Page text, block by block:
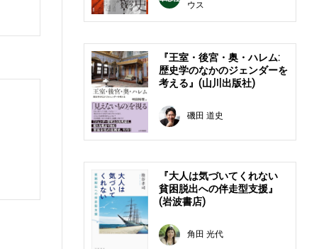
ウス
『王室・後宮・奥・ハレム:
歴史学のなかのジェンダーを
考える』(山川出版社)
磯田 道史
『大人は気づいてくれない
貧困脱出への伴走型支援』
(岩波書店)
角田 光代